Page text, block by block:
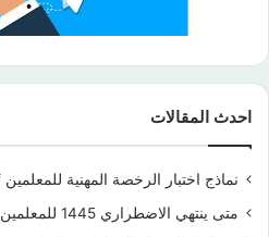
احدث المقالات
نماذج اختبار الرخصة المهنية للمعلمين pdf
متى ينتهي الاضطراري 1445 للمعلمين في السعودية